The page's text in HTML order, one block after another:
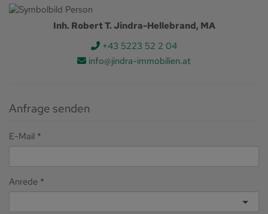
Inh. Robert T. Jindra-Hellebrand, MA
+43 5223 52 2 04
info@jindra-immobilien.at
Anfrage senden
E-Mail
Anrede